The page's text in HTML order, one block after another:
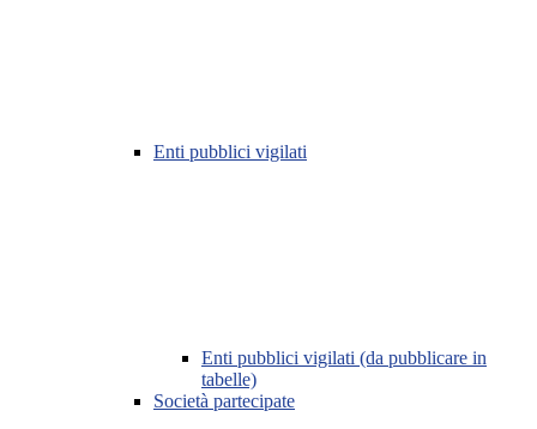
Enti pubblici vigilati
Enti pubblici vigilati (da pubblicare in
tabelle)
Società partecipate